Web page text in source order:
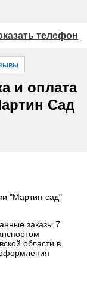
телефон
и оплата
Сад
"Мартин-сад"
заказы 7
области в